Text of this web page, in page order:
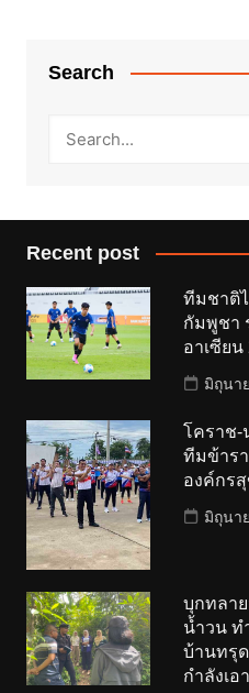
Search
Recent post
ทีมชาติ
กัมพูชา
อาเซียน
มิถุนา
โคราช-
ทีมข้าร
องค์กร
มิถุนา
บุกทลา
น้ำวน ท
บ้านทรุ
กำลังเอ